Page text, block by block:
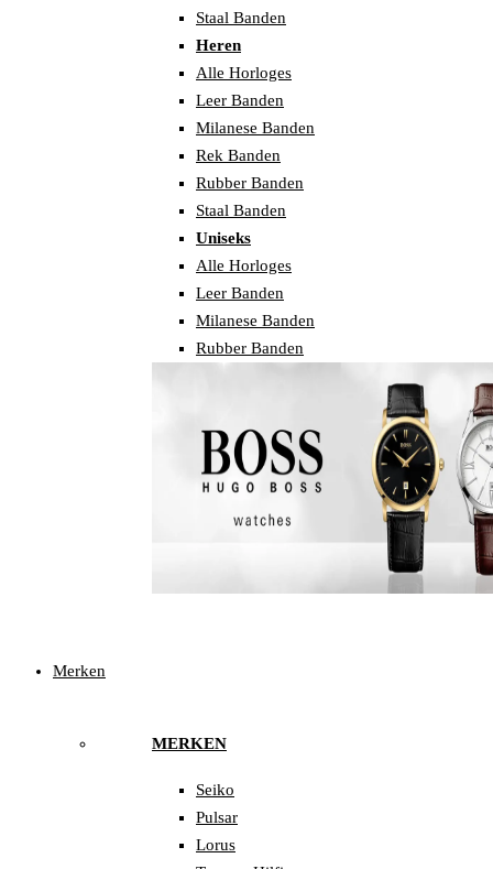
Staal Banden
Heren
Alle Horloges
Leer Banden
Milanese Banden
Rek Banden
Rubber Banden
Staal Banden
Uniseks
Alle Horloges
Leer Banden
Milanese Banden
Rubber Banden
Merken
MERKEN
Seiko
Pulsar
Lorus